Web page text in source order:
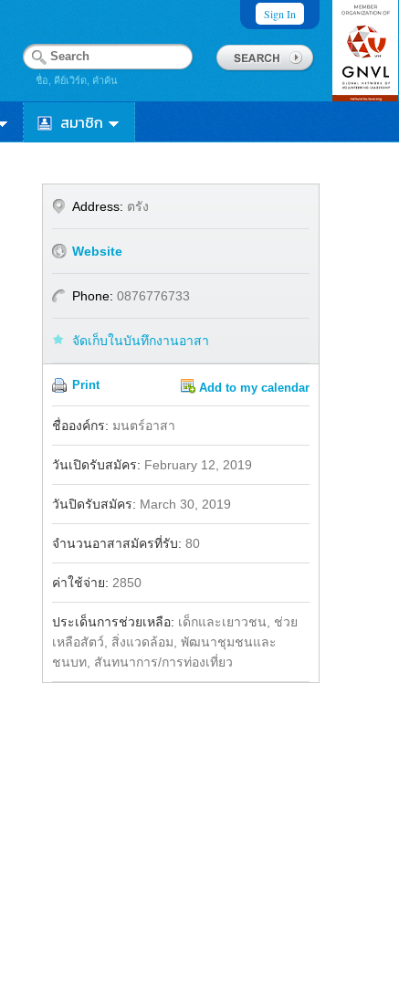
Sign In
ชื่อ, คีย์เวิร์ด, คำค้น
สมาชิก
Address: ตรัง
Website
Phone: 0876776733
จัดเก็บในบันทึกงานอาสา
Print Add to my calendar
Facebook
ชื่อองค์กร: มนตร์อาสา
วันเปิดรับสมัคร: February 12, 2019
วันปิดรับสมัคร: March 30, 2019
จำนวนอาสาสมัครที่รับ: 80
ค่าใช้จ่าย: 2850
ประเด็นการช่วยเหลือ: เด็กและเยาวชน, ช่วย
เหลือสัตว์, สิ่งแวดล้อม, พัฒนาชุมชนและ
ชนบท, สันทนาการ/การท่องเที่ยว